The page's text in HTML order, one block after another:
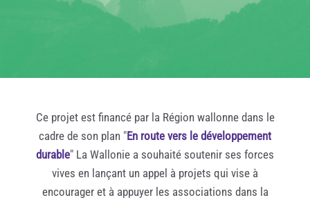
Ce projet est financé par la Région wallonne dans le
cadre de son plan "En route vers le développement
durable" La Wallonie a souhaité soutenir ses forces
vives en lançant un appel à projets qui vise à
encourager et à appuyer les associations dans la